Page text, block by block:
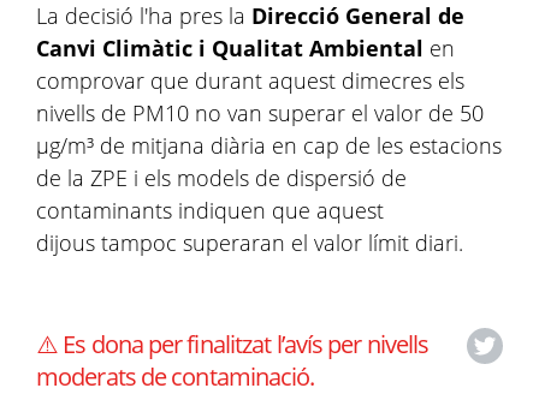
La decisió l'ha pres la Direcció General de
Canvi Climàtic i Qualitat Ambiental en
comprovar que durant aquest dimecres els
nivells de PM10 no van superar el valor de 50
µg/m³ de mitjana diària en cap de les estacions
de la ZPE i els models de dispersió de
contaminants indiquen que aquest
dijous tampoc superaran el valor límit diari.
⚠️ Es dona per finalitzat l’avís per nivells
moderats de contaminació.